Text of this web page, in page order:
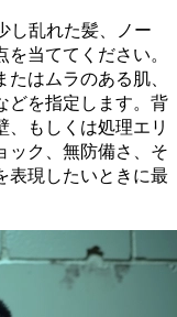
し乱れた髪、ノー
当ててください。
はムラのある肌、
どを指定します。背
もしくは処理エリ
ック、無防備さ、そ
表現したいときに最